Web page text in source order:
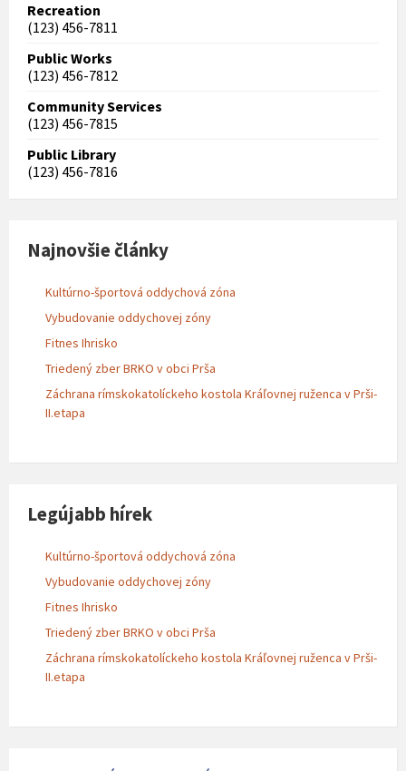
Recreation
(123) 456-7811
Public Works
(123) 456-7812
Community Services
(123) 456-7815
Public Library
(123) 456-7816
Najnovšie články
Kultúrno-športová oddychová zóna
Vybudovanie oddychovej zóny
Fitnes Ihrisko
Triedený zber BRKO v obci Prša
Záchrana rímskokatolíckeho kostola Kráľovnej ruženca v Prši-
II.etapa
Legújabb hírek
Kultúrno-športová oddychová zóna
Vybudovanie oddychovej zóny
Fitnes Ihrisko
Triedený zber BRKO v obci Prša
Záchrana rímskokatolíckeho kostola Kráľovnej ruženca v Prši-
II.etapa